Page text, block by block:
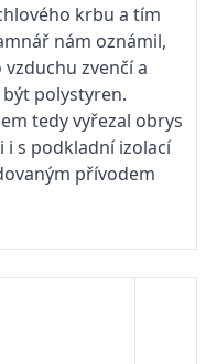
krbu a tím
nám oznámil,
zvenčí a
polystyren.
tedy vyřezal obrys
i s podkladní izolací
přívodem